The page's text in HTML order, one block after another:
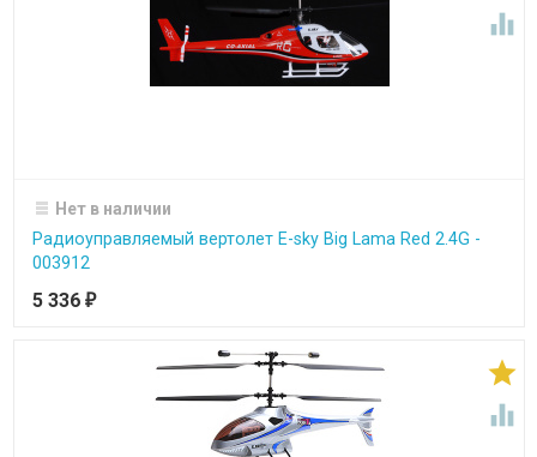

Нет в наличии
Радиоуправляемый вертолет E-sky Big Lama Red 2.4G -
003912
5 336 ₽

